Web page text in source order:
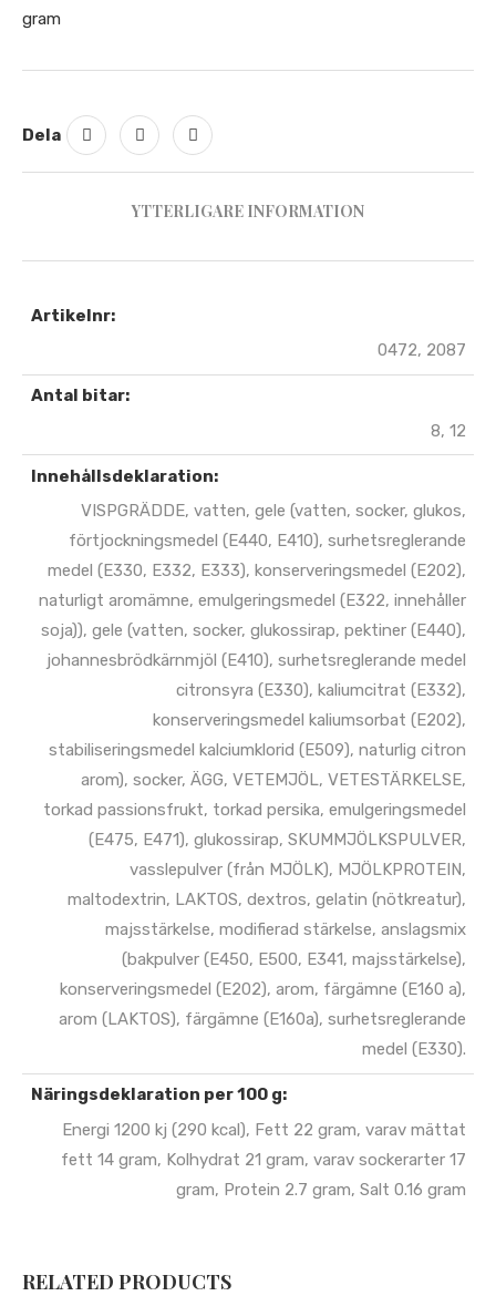
gram
Dela
YTTERLIGARE INFORMATION
Artikelnr:
0472, 2087
Antal bitar:
8, 12
Innehållsdeklaration:
VISPGRÄDDE, vatten, gele (vatten, socker, glukos,
förtjockningsmedel (E440, E410), surhetsreglerande
medel (E330, E332, E333), konserveringsmedel (E202),
naturligt aromämne, emulgeringsmedel (E322, innehåller
soja)), gele (vatten, socker, glukossirap, pektiner (E440),
johannesbrödkärnmjöl (E410), surhetsreglerande medel
citronsyra (E330), kaliumcitrat (E332),
konserveringsmedel kaliumsorbat (E202),
stabiliseringsmedel kalciumklorid (E509), naturlig citron
arom), socker, ÄGG, VETEMJÖL, VETESTÄRKELSE,
torkad passionsfrukt, torkad persika, emulgeringsmedel
(E475, E471), glukossirap, SKUMMJÖLKSPULVER,
vasslepulver (från MJÖLK), MJÖLKPROTEIN,
maltodextrin, LAKTOS, dextros, gelatin (nötkreatur),
majsstärkelse, modifierad stärkelse, anslagsmix
(bakpulver (E450, E500, E341, majsstärkelse),
konserveringsmedel (E202), arom, färgämne (E160 a),
arom (LAKTOS), färgämne (E160a), surhetsreglerande
medel (E330).
Näringsdeklaration per 100 g:
Energi 1200 kj (290 kcal), Fett 22 gram, varav mättat
fett 14 gram, Kolhydrat 21 gram, varav sockerarter 17
gram, Protein 2.7 gram, Salt 0.16 gram
RELATED PRODUCTS